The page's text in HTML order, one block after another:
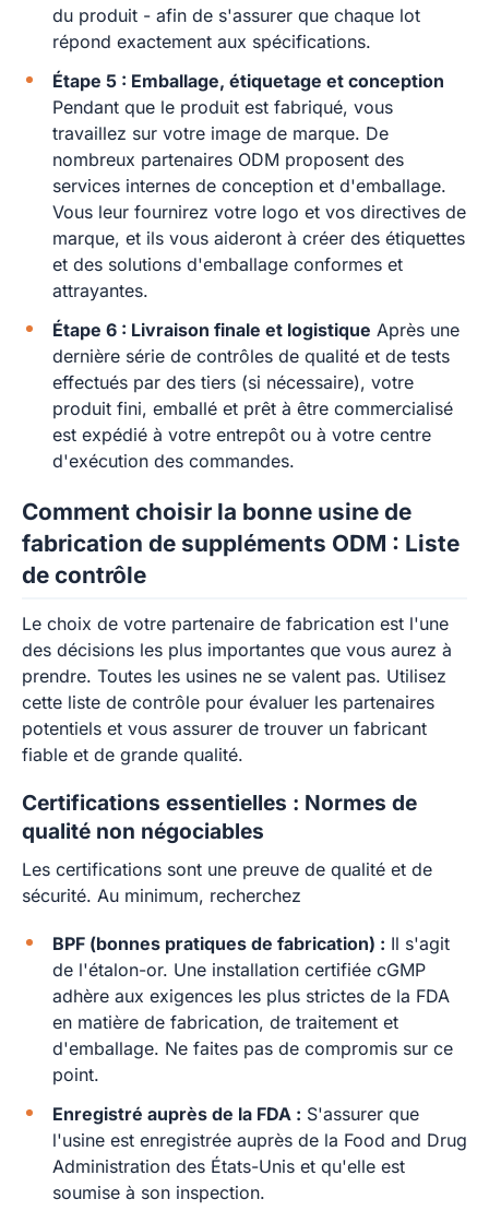
du produit - afin de s'assurer que chaque lot
répond exactement aux spécifications.
Étape 5 : Emballage, étiquetage et conception
Pendant que le produit est fabriqué, vous
travaillez sur votre image de marque. De
nombreux partenaires ODM proposent des
services internes de conception et d'emballage.
Vous leur fournirez votre logo et vos directives de
marque, et ils vous aideront à créer des étiquettes
et des solutions d'emballage conformes et
attrayantes.
Étape 6 : Livraison finale et logistique Après une
dernière série de contrôles de qualité et de tests
effectués par des tiers (si nécessaire), votre
produit fini, emballé et prêt à être commercialisé
est expédié à votre entrepôt ou à votre centre
d'exécution des commandes.
Comment choisir la bonne usine de
fabrication de suppléments ODM : Liste
de contrôle
Le choix de votre partenaire de fabrication est l'une
des décisions les plus importantes que vous aurez à
prendre. Toutes les usines ne se valent pas. Utilisez
cette liste de contrôle pour évaluer les partenaires
potentiels et vous assurer de trouver un fabricant
fiable et de grande qualité.
Certifications essentielles : Normes de
qualité non négociables
Les certifications sont une preuve de qualité et de
sécurité. Au minimum, recherchez
BPF (bonnes pratiques de fabrication) : Il s'agit
de l'étalon-or. Une installation certifiée cGMP
adhère aux exigences les plus strictes de la FDA
en matière de fabrication, de traitement et
d'emballage. Ne faites pas de compromis sur ce
point.
Enregistré auprès de la FDA : S'assurer que
l'usine est enregistrée auprès de la Food and Drug
Administration des États-Unis et qu'elle est
soumise à son inspection.